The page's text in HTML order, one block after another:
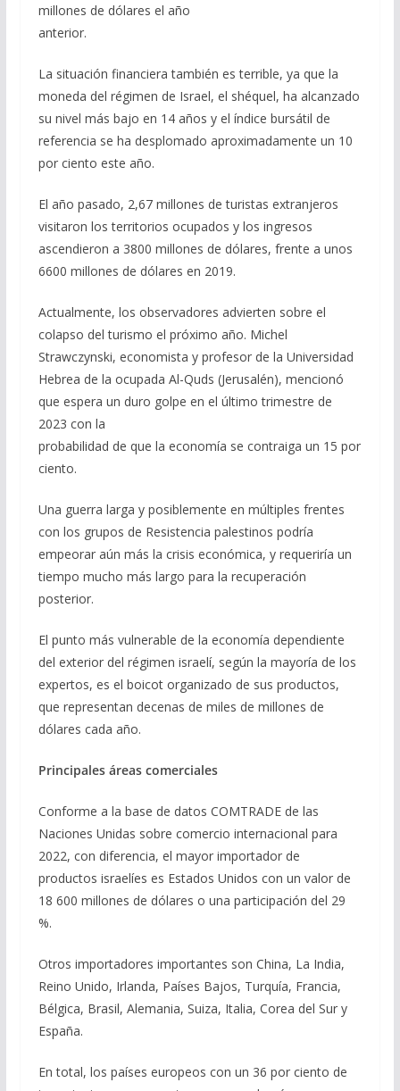
millones de dólares el año
anterior.
La situación financiera también es terrible, ya que la
moneda del régimen de Israel, el shéquel, ha alcanzado
su nivel más bajo en 14 años y el índice bursátil de
referencia se ha desplomado aproximadamente un 10
por ciento este año.
El año pasado, 2,67 millones de turistas extranjeros
visitaron los territorios ocupados y los ingresos
ascendieron a 3800 millones de dólares, frente a unos
6600 millones de dólares en 2019.
Actualmente, los observadores advierten sobre el
colapso del turismo el próximo año. Michel
Strawczynski, economista y profesor de la Universidad
Hebrea de la ocupada Al-Quds (Jerusalén), mencionó
que espera un duro golpe en el último trimestre de
2023 con la
probabilidad de que la economía se contraiga un 15 por
ciento.
Una guerra larga y posiblemente en múltiples frentes
con los grupos de Resistencia palestinos podría
empeorar aún más la crisis económica, y requeriría un
tiempo mucho más largo para la recuperación
posterior.
El punto más vulnerable de la economía dependiente
del exterior del régimen israelí, según la mayoría de los
expertos, es el boicot organizado de sus productos,
que representan decenas de miles de millones de
dólares cada año.
Principales áreas comerciales
Conforme a la base de datos COMTRADE de las
Naciones Unidas sobre comercio internacional para
2022, con diferencia, el mayor importador de
productos israelíes es Estados Unidos con un valor de
18 600 millones de dólares o una participación del 29
%.
Otros importadores importantes son China, La India,
Reino Unido, Irlanda, Países Bajos, Turquía, Francia,
Bélgica, Brasil, Alemania, Suiza, Italia, Corea del Sur y
España.
En total, los países europeos con un 36 por ciento de